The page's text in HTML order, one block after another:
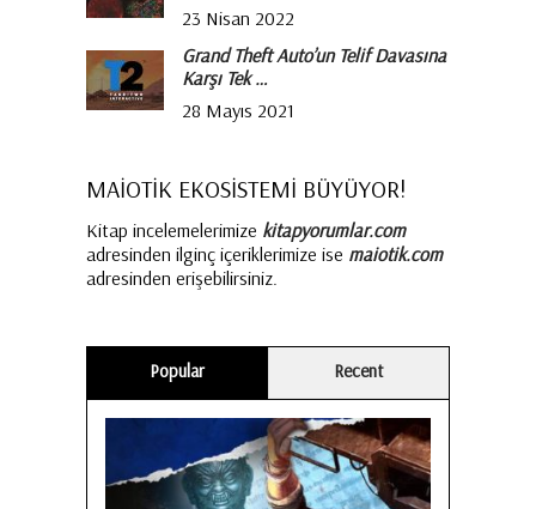
23 Nisan 2022
Grand Theft Auto’un Telif Davasına
Karşı Tek …
28 Mayıs 2021
MAİOTİK EKOSİSTEMİ BÜYÜYOR!
Kitap incelemelerimize kitapyorumlar.com
adresinden ilginç içeriklerimize ise maiotik.com
adresinden erişebilirsiniz.
Popular Recent